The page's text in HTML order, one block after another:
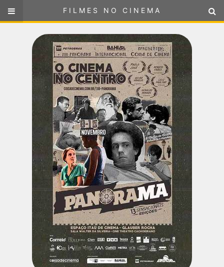
FILMES NO CINEMA
ou selecione sua localização
FILMES NO CINEMA
SELECIONE SUA LOCALIZAÇÃO
FILMES EM CARTAZ
PRÓXIMOS LANÇAMENTOS
NOTÍCIAS
PÁGINA INICIAL
FilmesNoCinema.com.bré o maior localizador de filmes e
sessões de cinema no Brasil. Através dele, você pode
encontrar os filmes no cinema mais próximos a você ou a
qualquer cidade em território brasileiro. Você pode também
acessar informações sobre cinemas, horários, assistir aos
trailers e muito mais.